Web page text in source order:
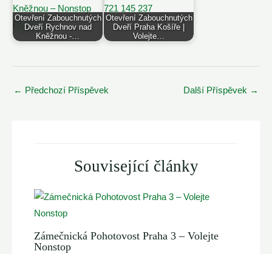
Otevření Zabouchnutých
Dveří Rychnov nad
Kněžnou -…
Otevření Zabouchnutých
Dveří Praha Košíře |
Volejte…
Post
← Předchozí Příspěvek Další Příspěvek →
Související články
Zámečnická Pohotovost Praha 3 – Volejte
Nonstop